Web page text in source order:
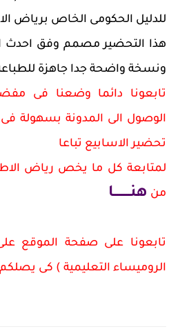
للدليل الحكومى الخاص برياض
هذا التحضير مصمم وفق احدث
ونسخة واضحة جدا جاهزة
تابعونا دائما وضعنا فى
الوصول الى المدونة بسهولة
تحضير الاسابيع تباعا
لمتابعة كل ما يخص رياض
من هنــــــــا
تابعونا على صفحة
الروميساء التعليمية ) كى يصلكم